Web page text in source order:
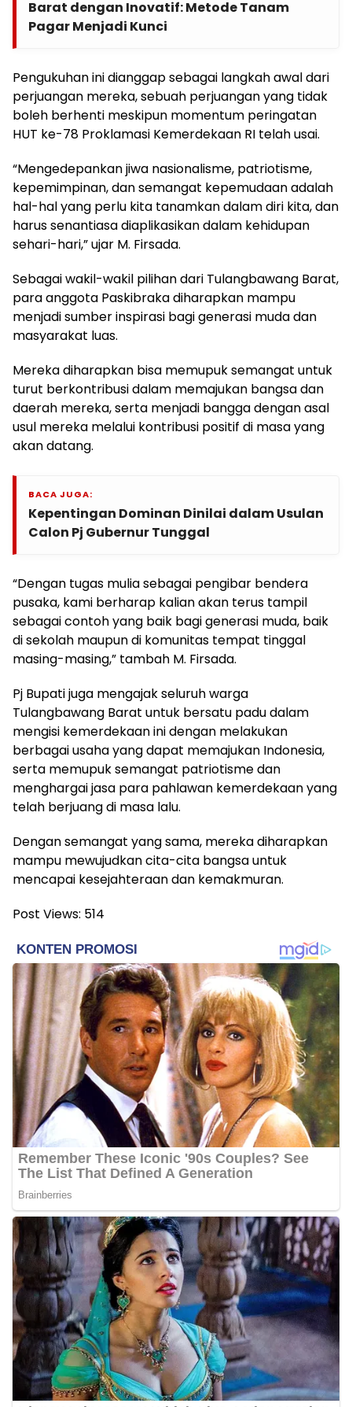
Barat dengan Inovatif: Metode Tanam
Pagar Menjadi Kunci
Pengukuhan ini dianggap sebagai langkah awal dari
perjuangan mereka, sebuah perjuangan yang tidak
boleh berhenti meskipun momentum peringatan
HUT ke-78 Proklamasi Kemerdekaan RI telah usai.
“Mengedepankan jiwa nasionalisme, patriotisme,
kepemimpinan, dan semangat kepemudaan adalah
hal-hal yang perlu kita tanamkan dalam diri kita, dan
harus senantiasa diaplikasikan dalam kehidupan
sehari-hari,” ujar M. Firsada.
Sebagai wakil-wakil pilihan dari Tulangbawang Barat,
para anggota Paskibraka diharapkan mampu
menjadi sumber inspirasi bagi generasi muda dan
masyarakat luas.
Mereka diharapkan bisa memupuk semangat untuk
turut berkontribusi dalam memajukan bangsa dan
daerah mereka, serta menjadi bangga dengan asal
usul mereka melalui kontribusi positif di masa yang
akan datang.
BACA JUGA:
Kepentingan Dominan Dinilai dalam Usulan
Calon Pj Gubernur Tunggal
“Dengan tugas mulia sebagai pengibar bendera
pusaka, kami berharap kalian akan terus tampil
sebagai contoh yang baik bagi generasi muda, baik
di sekolah maupun di komunitas tempat tinggal
masing-masing,” tambah M. Firsada.
Pj Bupati juga mengajak seluruh warga
Tulangbawang Barat untuk bersatu padu dalam
mengisi kemerdekaan ini dengan melakukan
berbagai usaha yang dapat memajukan Indonesia,
serta memupuk semangat patriotisme dan
menghargai jasa para pahlawan kemerdekaan yang
telah berjuang di masa lalu.
Dengan semangat yang sama, mereka diharapkan
mampu mewujudkan cita-cita bangsa untuk
mencapai kesejahteraan dan kemakmuran.
Post Views: 514